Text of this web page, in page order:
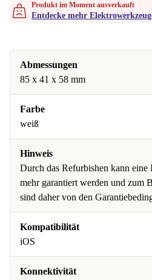
Produkt im Moment ausverkauft
Entdecke mehr
Abmessungen
85 x 41 x 58 mm
Farbe
weiß
Hinweis
Durch das Refurbishen kann
mehr garantiert werden und zum
sind daher von den
Kompatibilität
iOS
Konnektivität